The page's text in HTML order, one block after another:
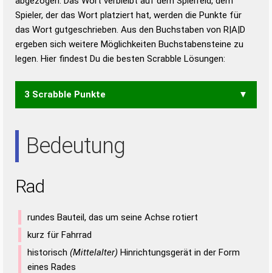
Duden – Richtiges und gutes
Deutsch
Duden – Die deutsche Grammatik
Duden – Deutsches
Universalwörterbuch
Spieler, der das Wort platziert hat, werden die Punkte für
das Wort gutgeschrieben. Aus den Buchstaben von R|A|D
ergeben sich weitere Möglichkeiten Buchstabensteine zu
legen. Hier findest Du die besten Scrabble Lösungen:
3 Scrabble Punkte
Bedeutung
Rad
rundes Bauteil, das um seine Achse rotiert
kurz für Fahrrad
historisch (Mittelalter) Hinrichtungsgerät in der Form
eines Rades